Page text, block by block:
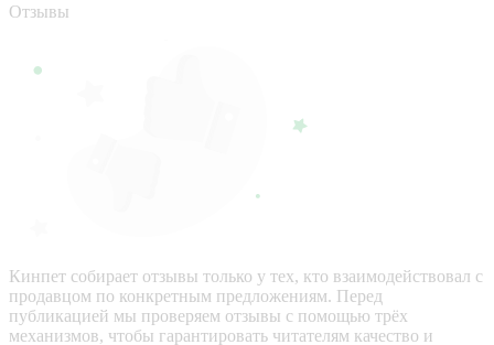
Отзывы
Кинпет собирает отзывы только у тех, кто взаимодействовал с
продавцом по конкретным предложениям. Перед
публикацией мы проверяем отзывы с помощью трёх
механизмов, чтобы гарантировать читателям качество и